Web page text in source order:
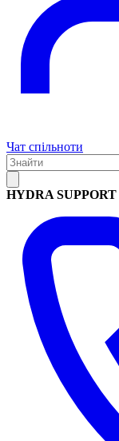
Чат спільноти
HYDRA SUPPORT